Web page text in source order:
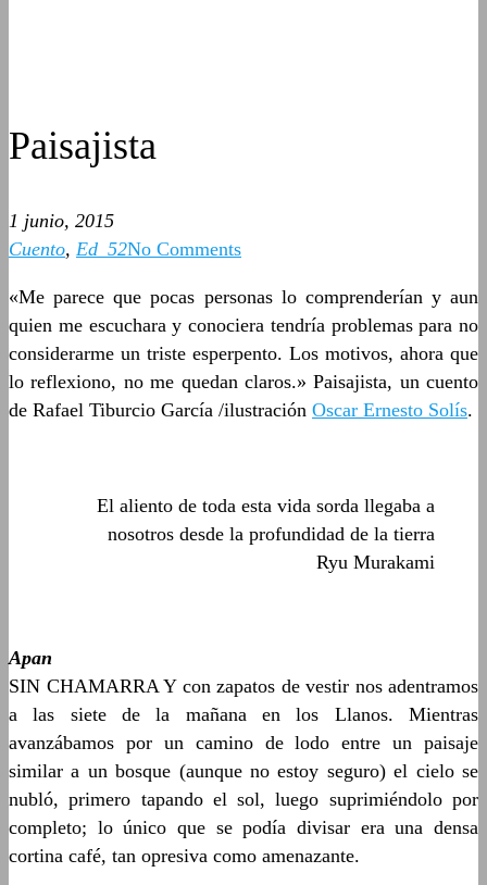
Paisajista
1 junio, 2015
Cuento, Ed_52No Comments
«Me parece que pocas personas lo comprenderían y aun
quien me escuchara y conociera tendría problemas para no
considerarme un triste esperpento. Los motivos, ahora que
lo reflexiono, no me quedan claros.» Paisajista, un cuento
de Rafael Tiburcio García /ilustración Oscar Ernesto Solís.
El aliento de toda esta vida sorda llegaba a
nosotros desde la profundidad de la tierra
Ryu Murakami
Apan
SIN CHAMARRA Y con zapatos de vestir nos adentramos
a las siete de la mañana en los Llanos. Mientras
avanzábamos por un camino de lodo entre un paisaje
similar a un bosque (aunque no estoy seguro) el cielo se
nubló, primero tapando el sol, luego suprimiéndolo por
completo; lo único que se podía divisar era una densa
cortina café, tan opresiva como amenazante.